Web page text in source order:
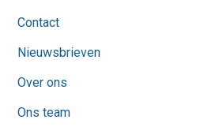
Contact
Nieuwsbrieven
Over ons
Ons team